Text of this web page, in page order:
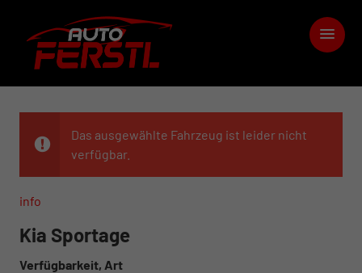
Das ausgewählte Fahrzeug ist leider nicht
verfügbar.
info
Kia Sportage
Verfügbarkeit, Art